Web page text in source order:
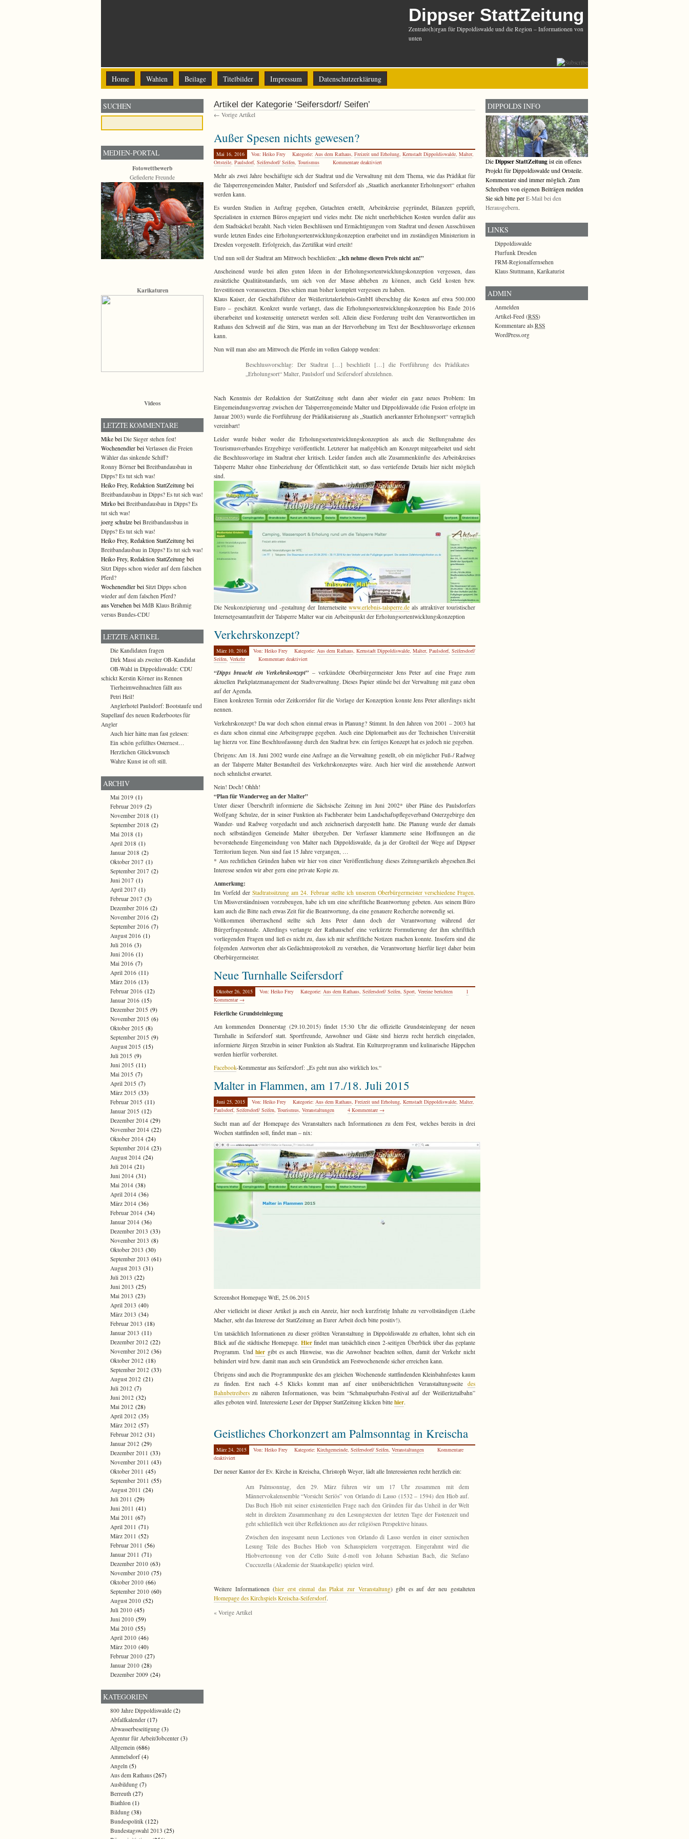
Dippser StattZeitung
Zentralo(h)rgan für Dippoldiswalde und die Region – Informationen von
unten
Home Wahlen Beilage Titelbilder Impressum Datenschutzerklärung
Artikel der Kategorie ‘Seifersdorf/ Seifen’
← Vorige Artikel
Außer Spesen nichts gewesen?
Mai 16, 2016 Von: Heiko Frey Kategorie: Aus dem Rathaus, Freizeit und Erholung, Kernstadt Dippoldiswalde, Malter,
Ortsteile, Paulsdorf, Seifersdorf/ Seifen, Tourismus Kommentare deaktiviert
Mehr als zwei Jahre beschäftigte sich der Stadtrat und die Verwaltung mit dem Thema, wie das Prädikat für
die Talsperrengemeinden Malter, Paulsdorf und Seifersdorf als „Staatlich anerkannter Erholungsort“ erhalten
werden kann.
Es wurden Studien in Auftrag gegeben, Gutachten erstellt, Arbeitskreise gegründet, Bilanzen geprüft,
Spezialisten in externen Büros engagiert und vieles mehr. Die nicht unerheblichen Kosten wurden dafür aus
dem Stadtsäckel bezahlt. Nach vielen Beschlüssen und Ermächtigungen vom Stadtrat und dessen Ausschüssen
wurde letzten Endes eine Erholungsortentwicklungskonzeption erarbeitet und im zuständigen Ministerium in
Dresden vorgestellt. Erfolgreich, das Zertifikat wird erteilt!
Und nun soll der Stadtrat am Mittwoch beschließen: „Ich nehme diesen Preis nicht an!”
Anscheinend wurde bei allen guten Ideen in der Erholungsortentwicklungskonzeption vergessen, dass
zusätzliche Qualitätsstandards, um sich von der Masse abheben zu können, auch Geld kosten bzw.
Investitionen voraussetzen. Dies schien man bisher komplett vergessen zu haben.
Klaus Kaiser, der Geschäftsführer der Weißeritztalerlebnis-GmbH überschlug die Kosten auf etwa 500.000
Euro – geschätzt. Konkret wurde verlangt, dass die Erholungsortentwicklungskonzeption bis Ende 2016
überarbeitet und kostenseitig untersetzt werden soll. Allein diese Forderung treibt den Verantwortlichen im
Rathaus den Schweiß auf die Stirn, was man an der Hervorhebung im Text der Beschlussvorlage erkennen
kann.
Nun will man also am Mittwoch die Pferde im vollen Galopp wenden:
Beschlussvorschlag: Der Stadtrat […] beschließt […] die Fortführung des Prädikates
„Erholungsort“ Malter, Paulsdorf und Seifersdorf abzulehnen.
Nach Kenntnis der Redaktion der StattZeitung steht dann aber wieder ein ganz neues Problem: Im
Eingemeindungsvertrag zwischen der Talsperrengemeinde Malter und Dippoldiswalde (die Fusion erfolgte im
Januar 2003) wurde die Fortführung der Prädikatisierung als „Staatlich anerkannter Erholungsort“ vertraglich
vereinbart!
Leider wurde bisher weder die Erholungsortentwicklungskonzeption als auch die Stellungnahme des
Tourismusverbandes Erzgebirge veröffentlicht. Letzterer hat maßgeblich am Konzept mitgearbeitet und sieht
die Beschlussvorlage im Stadtrat eher kritisch. Leider fanden auch alle Zusammenkünfte des Arbeitskreises
Talsperre Malter ohne Einbeziehung der Öffentlichkeit statt, so dass vertiefende Details hier nicht möglich
sind.
Die Neukonzipierung und -gestaltung der Internetseite www.erlebnis-talsperre.de als attraktiver touristischer
Internetgesamtauftritt der Talsperre Malter war ein Arbeitspunkt der Erholungsortentwicklungskonzeption
Verkehrskonzept?
März 10, 2016 Von: Heiko Frey Kategorie: Aus dem Rathaus, Kernstadt Dippoldiswalde, Malter, Paulsdorf, Seifersdorf/
Seifen, Verkehr Kommentare deaktiviert
“Dipps braucht ein Verkehrskonzept” – verkündete Oberbürgermeister Jens Peter auf eine Frage zum
aktuellen Parkplatzmanagement der Stadtverwaltung. Dieses Papier stünde bei der Verwaltung mit ganz oben
auf der Agenda.
Einen konkreten Termin oder Zeitkorridor für die Vorlage der Konzeption konnte Jens Peter allerdings nicht
nennen.
Verkehrskonzept? Da war doch schon einmal etwas in Planung? Stimmt. In den Jahren von 2001 – 2003 hat
es dazu schon einmal eine Arbeitsgruppe gegeben. Auch eine Diplomarbeit aus der Technischen Universität
lag hierzu vor. Eine Beschlussfassung durch den Stadtrat bzw. ein fertiges Konzept hat es jedoch nie gegeben.
Übrigens: Am 18. Juni 2002 wurde eine Anfrage an die Verwaltung gestellt, ob ein möglicher Fuß-/ Radweg
an der Talsperre Malter Bestandteil des Verkehrskonzeptes wäre. Auch hier wird die ausstehende Antwort
noch sehnlichst erwartet.
Nein! Doch! Ohhh!
“Plan für Wanderweg an der Malter”
Unter dieser Überschrift informierte die Sächsische Zeitung im Juni 2002* über Pläne des Paulsdorfers
Wolfgang Schulze, der in seiner Funktion als Fachberater beim Landschaftspflegeverband Osterzgebirge den
Wander- und Radweg vorgedacht und auch zeichnerisch dargestellt hatte. Die Planung wurde der damals
noch selbständigen Gemeinde Malter übergeben. Der Verfasser klammerte seine Hoffnungen an die
bevorstehende Eingemeindung von Malter nach Dippoldiswalde, da ja der Großteil der Wege auf Dippser
Territorium liegen. Nun sind fast 15 Jahre vergangen, …
* Aus rechtlichen Gründen haben wir hier von einer Veröffentlichung dieses Zeitungsartikels abgesehen.Bei
Interesse senden wir aber gern eine private Kopie zu.
Anmerkung:
Im Vorfeld derStadtratssitzung am 24. Februar stellte ich unserem Oberbürgermeister verschiedene Fragen.
Um Missverständnissen vorzubeugen, habe ich um eine schriftliche Beantwortung gebeten. Aus seinem Büro
kam auch die Bitte nach etwas Zeit für die Beantwortung, da eine genauere Recherche notwendig sei.
Vollkommen überraschend stellte sich Jens Peter dann doch der Verantwortung während der
Bürgerfragestunde. Allerdings verlangte der Rathauschef eine verkürzte Formulierung der ihm schriftlich
vorliegenden Fragen und ließ es nicht zu, dass ich mir schriftliche Notizen machen konnte. Insofern sind die
folgenden Antworten eher als Gedächtnisprotokoll zu verstehen, die Verantwortung hierfür liegt daher beim
Oberbürgermeister.
Neue Turnhalle Seifersdorf
Oktober 26, 2015 Von: Heiko Frey Kategorie: Aus dem Rathaus Seifersdorf/ Seifen Sport Vereine berichten
1
Kommentar →
Feierliche Grundsteinlegung
Am kommenden Donnerstag (29.10.2015) findet 15:30 Uhr die offizielle Grundsteinlegung der neuen
Turnhalle in Seifersdorf statt. Sportfreunde, Anwohner und Gäste sind hierzu recht herzlich eingeladen,
informierte Jürgen Strzebin in seiner Funktion als Stadtrat. Ein Kulturprogramm und kulinarische Häppchen
werden hierfür vorbereitet.
Facebook-Kommentar aus Seifersdorf: „Es geht nun also wirklich los.“
Malter in Flammen, am 17./18. Juli 2015
Juni 25, 2015 Von: Heiko Frey Kategorie: Aus dem Rathaus, Freizeit und Erholung, Kernstadt Dippoldiswalde, Malter,
Paulsdorf, Seifersdorf/ Seifen, Tourismus, Veranstaltungen 4 Kommentare →
Sucht man auf der Homepage des Veranstalters nach Informationen zu dem Fest, welches bereits in drei
Wochen stattfinden soll, findet man – nix:
Screenshot Homepage WtE, 25.06.2015
Aber vielleicht ist dieser Artikel ja auch ein Anreiz, hier noch kurzfristig Inhalte zu vervollständigen (Liebe
Macher, seht das Interesse der StattZeitung an Eurer Arbeit doch bitte positiv!).
Um tatsächlich Informationen zu dieser größten Veranstaltung in Dippoldiswalde zu erhalten, lohnt sich ein
Blick auf die städtische Homepage. Hierfindet man tatsächlich einen 2-seitigen Überblick über das geplante
Programm. Undhier gibt es auch Hinweise, was die Anwohner beachten sollten, damit der Verkehr nicht
behindert wird bzw. damit man auch sein Grundstück am Festwochenende sicher erreichen kann.
Übrigens sind auch die Programmpunkte des am gleichen Wochenende stattfindenden Kleinbahnfestes kaum
zu finden. Erst nach 4-5 Klicks kommt man auf einer unübersichtlichen Veranstaltungsseite des
Bahnbetreibers zu näheren Informationen, was beim “Schmalspurbahn-Festival auf der Weißeritztalbahn”
alles geboten wird. Interessierte Leser der Dippser StattZeitung klicken bitte hier.
Geistliches Chorkonzert am Palmsonntag in Kreischa
März 24, 2015 Von: Heiko Frey Kategorie: Kirchgemeinde, Seifersdorf/ Seifen, Veranstaltungen
Kommentare
deaktiviert
Der neuer Kantor der Ev. Kirche in Kreischa, Christoph Weyer, lädt alle Interessierten recht herzlich ein:
Am Palmsonntag, den 29. März führen wir um 17 Uhr zusammen mit dem
Männervokalensemble “Vorsicht Seriös” von Orlando di Lasso (1532 – 1594) den Hiob auf.
Das Buch Hiob mit seiner existentiellen Frage nach den Gründen für das Unheil in der Welt
steht in direktem Zusammenhang zu den Lesungstexten der letzten Tage der Fastenzeit und
geht schließlich weit über Reflektionen aus der religiösen Perspektive hinaus.
Zwischen den insgesamt neun Lectiones von Orlando di Lasso werden in einer szenischen
Lesung Teile des Buches Hiob von Schauspielern vorgetragen. Eingerahmt wird die
Hiobvertonung von der Cello Suite d-moll von Johann Sebastian Bach, die Stefano
Cuccuzella (Akademie der Staatskapelle) spielen wird.
Weitere Informationen (hier erst einmal das Plakat zur Veranstaltung) gibt es auf der neu gestalteten
Homepage des Kirchspiels Kreischa-Seifersdorf.
« Vorige Artikel
SUCHEN
MEDIEN-PORTAL
Fotowettbewerb
Gefiederte Freunde
Karikaturen
Videos
LETZTE KOMMENTARE
Mike bei Die Sieger stehen fest!
Wochenendler bei Verlassen die Freien
Wähler das sinkende Schiff?
Ronny Börner bei Breitbandausbau in
Dipps? Es tut sich was!
Heiko Frey, Redaktion StattZeitung bei
Breitbandausbau in Dipps? Es tut sich was!
Mirko bei Breitbandausbau in Dipps? Es
tut sich was!
joerg schulze bei Breitbandausbau in
Dipps? Es tut sich was!
Heiko Frey, Redaktion StattZeitung bei
Breitbandausbau in Dipps? Es tut sich was!
Heiko Frey, Redaktion StattZeitung bei
Sitzt Dipps schon wieder auf dem falschen
Pferd?
Wochenendler bei Sitzt Dipps schon
wieder auf dem falschen Pferd?
aus Versehen bei MdB Klaus Brähmig
versus Bundes-CDU
LETZTE ARTIKEL
Die Kandidaten fragen
Dirk Massi als zweiter OB-Kandidat
OB-Wahl in Dippoldiswalde: CDU
schickt Kerstin Körner ins Rennen
Tierheimweihnachten fällt aus
Petri Heil!
Anglerhotel Paulsdorf: Bootstaufe und
Stapellauf des neuen Ruderbootes für
Angler
Auch hier hätte man fast gelesen:
Ein schön gefülltes Osternest…
Herzlichen Glückwunsch
Wahre Kunst ist oft still.
ARCHIV
Mai 2019 (1)
Februar 2019 (2)
November 2018 (1)
September 2018 (2)
Mai 2018 (1)
April 2018 (1)
Januar 2018 (2)
Oktober 2017 (1)
September 2017 (2)
Juni 2017 (1)
April 2017 (1)
Februar 2017 (3)
Dezember 2016 (2)
November 2016 (2)
September 2016 (7)
August 2016 (1)
Juli 2016 (3)
Juni 2016 (1)
Mai 2016 (7)
April 2016 (11)
März 2016 (13)
Februar 2016 (12)
Januar 2016 (15)
Dezember 2015 (9)
November 2015 (6)
Oktober 2015 (8)
September 2015 (9)
August 2015 (15)
Juli 2015 (9)
Juni 2015 (11)
Mai 2015 (7)
April 2015 (7)
März 2015 (33)
Februar 2015 (11)
Januar 2015 (12)
Dezember 2014 (29)
November 2014 (22)
Oktober 2014 (24)
September 2014 (23)
August 2014 (24)
Juli 2014 (21)
Juni 2014 (31)
Mai 2014 (38)
April 2014 (36)
März 2014 (36)
Februar 2014 (34)
Januar 2014 (36)
Dezember 2013 (33)
November 2013 (8)
Oktober 2013 (30)
September 2013 (61)
August 2013 (31)
Juli 2013 (22)
Juni 2013 (25)
Mai 2013 (23)
April 2013 (40)
März 2013 (34)
Februar 2013 (18)
Januar 2013 (11)
Dezember 2012 (22)
November 2012 (36)
Oktober 2012 (18)
September 2012 (33)
August 2012 (21)
Juli 2012 (7)
Juni 2012 (32)
Mai 2012 (28)
April 2012 (35)
März 2012 (57)
Februar 2012 (31)
Januar 2012 (29)
Dezember 2011 (33)
November 2011 (43)
Oktober 2011 (45)
September 2011 (55)
August 2011 (24)
Juli 2011 (29)
Juni 2011 (41)
Mai 2011 (67)
April 2011 (71)
März 2011 (52)
Februar 2011 (56)
Januar 2011 (71)
Dezember 2010 (63)
November 2010 (75)
Oktober 2010 (66)
September 2010 (60)
August 2010 (52)
Juli 2010 (45)
Juni 2010 (59)
Mai 2010 (55)
April 2010 (46)
März 2010 (40)
Februar 2010 (27)
Januar 2010 (28)
Dezember 2009 (24)
KATEGORIEN
800 Jahre Dippoldiswalde (2)
Abfallkalender (17)
Abwasserbeseitigung (3)
Agentur für Arbeit/Jobcenter (3)
Allgemein (686)
Ammelsdorf(4)
Angeln (5)
Aus dem Rathaus (267)
Ausbildung (7)
Berreuth (27)
Biathlon (1)
Bildung (38)
Bundespolitik (122)
Bundestagswahl 2013 (25)
DIPPOLDS INFO
Die Dippser StattZeitung ist ein offenes
Projekt für Dippoldiswalde und Ortsteile.
Kommentare sind immer möglich. Zum
Schreiben von eigenen Beiträgen melden
Sie sich bitte per E-Mail bei den
Herausgebern.
LINKS
Dippoldiswalde
Flurfunk Dresden
FRM-Regionalfernsehen
Klaus Stuttmann, Karikaturist
ADMIN
Anmelden
Artikel-Feed (RSS)
Kommentare als RSS
WordPress.org